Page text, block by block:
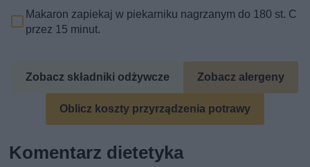
Makaron zapiekaj w piekarniku nagrzanym do 180 st. C
przez 15 minut.
Zobacz składniki odżywcze Zobacz alergeny
Oblicz koszty przyrządzenia potrawy
Komentarz dietetyka